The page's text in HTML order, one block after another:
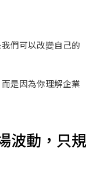
們可以改變自己的
是因為你理解企業
波動，只規